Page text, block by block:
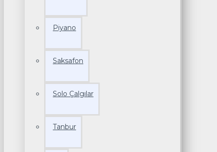
Piyano
Saksafon
Solo Çalgılar
Tanbur